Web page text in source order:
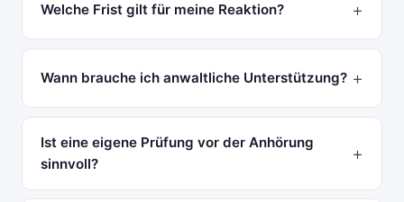
Welche Frist gilt für meine Reaktion?
Wann brauche ich anwaltliche Unterstützung?
Ist eine eigene Prüfung vor der Anhörung
sinnvoll?